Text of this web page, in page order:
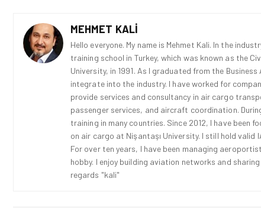
MEHMET KALI
Hello everyone. My name is Mehmet Kali. In the
training school in Turkey, which was known as the
University, in 1991. As I graduated from the
integrate into the industry. I have worked for
provide services and consultancy in air cargo
passenger services, and aircraft coordination.
training in many countries. Since 2012, I have
on air cargo at Nişantaşı University. I still hold
For over ten years, I have been managing
hobby. I enjoy building aviation networks and
regards "kali"